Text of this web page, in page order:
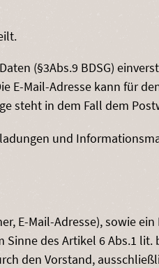
(§3Abs.9 BDSG)
E-Mail-Adresse kann für
steht in dem Fall dem
und
E-Mail-Adresse), sowie
des Artikel 6 Abs.1 lit.
den Vorstand,